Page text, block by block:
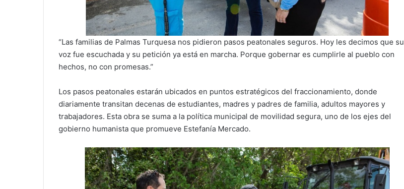
“Las familias de Palmas Turquesa nos pidieron pasos peatonales seguros. Hoy les decimos que su
voz fue escuchada y su petición ya está en marcha. Porque gobernar es cumplirle al pueblo con
hechos, no con promesas.”
Los pasos peatonales estarán ubicados en puntos estratégicos del fraccionamiento, donde
diariamente transitan decenas de estudiantes, madres y padres de familia, adultos mayores y
trabajadores. Esta obra se suma a la política municipal de movilidad segura, uno de los ejes del
gobierno humanista que promueve Estefanía Mercado.